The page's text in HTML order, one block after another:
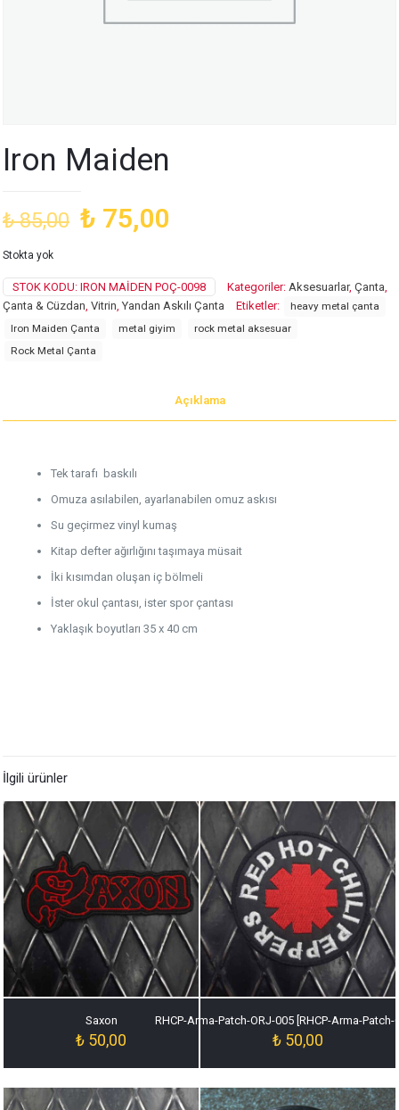
Iron Maiden
₺85,00 Orijinal
fiyat:
₺ 85,00.
₺ 75,00
fiyat:
₺ 75,00.
Stokta yok
STOK KODU: IRON MAIDEN POÇ-0098 Kategoriler: Aksesuarlar, Çanta
Çanta & Cüzdan Vitrin Yandan Askılı Çanta Etiketler:
heavy metal çanta
Iron Maiden Çanta
metal giyim
rock metal aksesuar
Rock Metal Çanta
Açıklama
Tek tarafı baskılı
Omuza asılabilen, ayarlanabilen omuz askısı
Su geçirmez vinyl kumaş
Kitap defter ağırlığını taşımaya müsait
İki kısımdan oluşan iç bölmeli
İster okul çantası, ister spor çantası
Yaklaşık boyutları 35 x 40 cm
İlgili ürünler
Saxon
₺ 50,00
RHCP-Arma-Patch-ORJ-005 [RHCP-Arma-Patch-
₺ 50,00